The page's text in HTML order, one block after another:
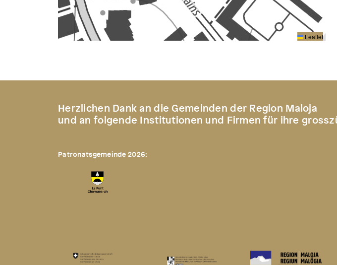
Leaflet
Herzlichen Dank an die Gemeinden der Region Maloja
und an folgende Institutionen und Firmen für ihre
Patronatsgemeinde 2026: